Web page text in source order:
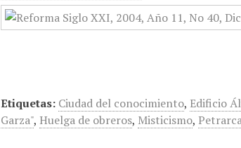
Etiquetas: Ciudad del conocimiento, Edificio
Garza", Huelga de obreros, Misticismo,